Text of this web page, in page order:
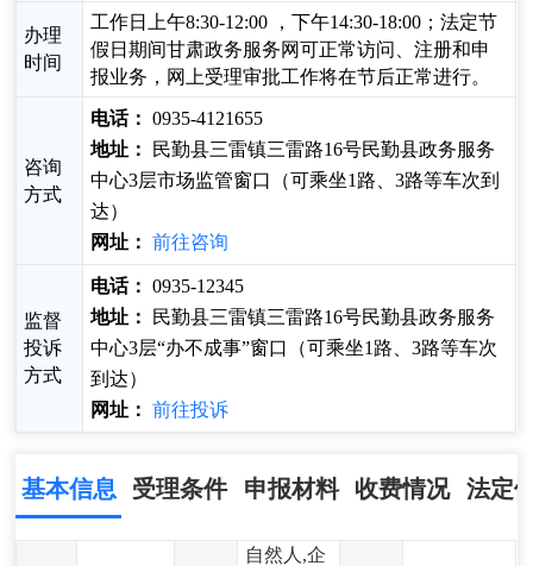
办理
时间
工作日上午8:30-12:00 ，下午14:30-18:00；法定节
假日期间甘肃政务服务网可正常访问、注册和申
报业务，网上受理审批工作将在节后正常进行。
咨询
方式
电话： 0935-4121655
地址：
民勤县三雷镇三雷路16号民勤县政务服务
中心3层市场监管窗口（可乘坐1路、3路等车次到
达）
网址： 前往咨询
监督
投诉
方式
电话： 0935-12345
地址：
民勤县三雷镇三雷路16号民勤县政务服务
中心3层“办不成事”窗口（可乘坐1路、3路等车次
到达）
网址： 前往投诉
基本信息 受理条件 申报材料 收费情况 法定
自然人,企